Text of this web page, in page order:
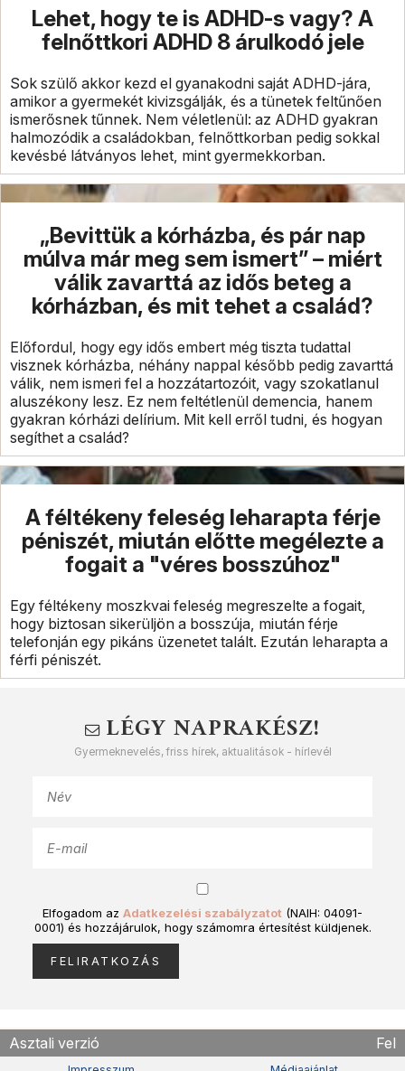
Lehet, hogy te is ADHD-s vagy? A
felnőttkori ADHD 8 árulkodó jele
Sok szülő akkor kezd el gyanakodni saját ADHD-jára,
amikor a gyermekét kivizsgálják, és a tünetek feltűnően
ismerősnek tűnnek. Nem véletlenül: az ADHD gyakran
halmozódik a családokban, felnőttkorban pedig sokkal
kevésbé látványos lehet, mint gyermekkorban.
„Bevittük a kórházba, és pár nap
múlva már meg sem ismert” – miért
válik zavarttá az idős beteg a
kórházban, és mit tehet a család?
Előfordul, hogy egy idős embert még tiszta tudattal
visznek kórházba, néhány nappal később pedig zavarttá
válik, nem ismeri fel a hozzátartozóit, vagy szokatlanul
aluszékony lesz. Ez nem feltétlenül demencia, hanem
gyakran kórházi delírium. Mit kell erről tudni, és hogyan
segíthet a család?
A féltékeny feleség leharapta férje
péniszét, miután előtte megélezte a
fogait a "véres bosszúhoz"
Egy féltékeny moszkvai feleség megreszelte a fogait,
hogy biztosan sikerüljön a bosszúja, miután férje
telefonján egy pikáns üzenetet talált. Ezután leharapta a
férfi péniszét.
LÉGY NAPRAKÉSZ!
Gyermeknevelés, friss hírek, aktualitások - hírlevél
Elfogadom az Adatkezelési szabályzatot (NAIH: 04091-
0001) és hozzájárulok, hogy számomra értesítést küldjenek.
Asztali verzió Fel